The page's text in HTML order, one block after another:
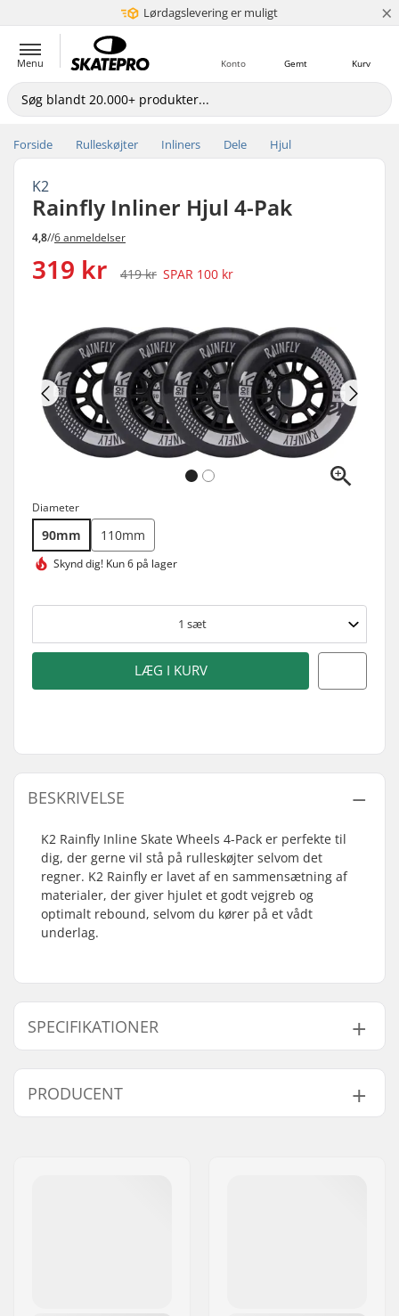
Lørdagslevering er muligt
5+ mio. kunder ×
Menu Kurv
Gemt
Konto
Forside Rulleskøjter Inliners Dele Hjul
K2
Rainfly Inliner Hjul 4-Pak
4,8//6 anmeldelser
319 kr 419 kr SPAR 100 kr
Diameter
90mm 110mm
Skynd dig! Kun 6 på lager
1 sæt
LÆG I KURV
BESKRIVELSE
K2 Rainfly Inline Skate Wheels 4-Pack er perfekte til
dig, der gerne vil stå på rulleskøjter selvom det
regner. K2 Rainfly er lavet af en sammensætning af
materialer, der giver hjulet et godt vejgreb og
optimalt rebound, selvom du kører på et vådt
underlag.
SPECIFIKATIONER
Hjuldiameter:
90mm, 110mm
Hjul hårdhed:
Kuglelejer:
Ikke inkluderet
PRODUCENT